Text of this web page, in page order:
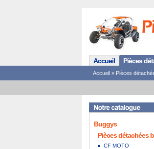
Accueil Pièces
Accueil » Pièces
Buggys
Pièces détachées
CF MOTO